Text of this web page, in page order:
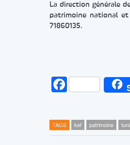
La direction générale
patrimoine national
71860135.
TAGS kef patrimoine